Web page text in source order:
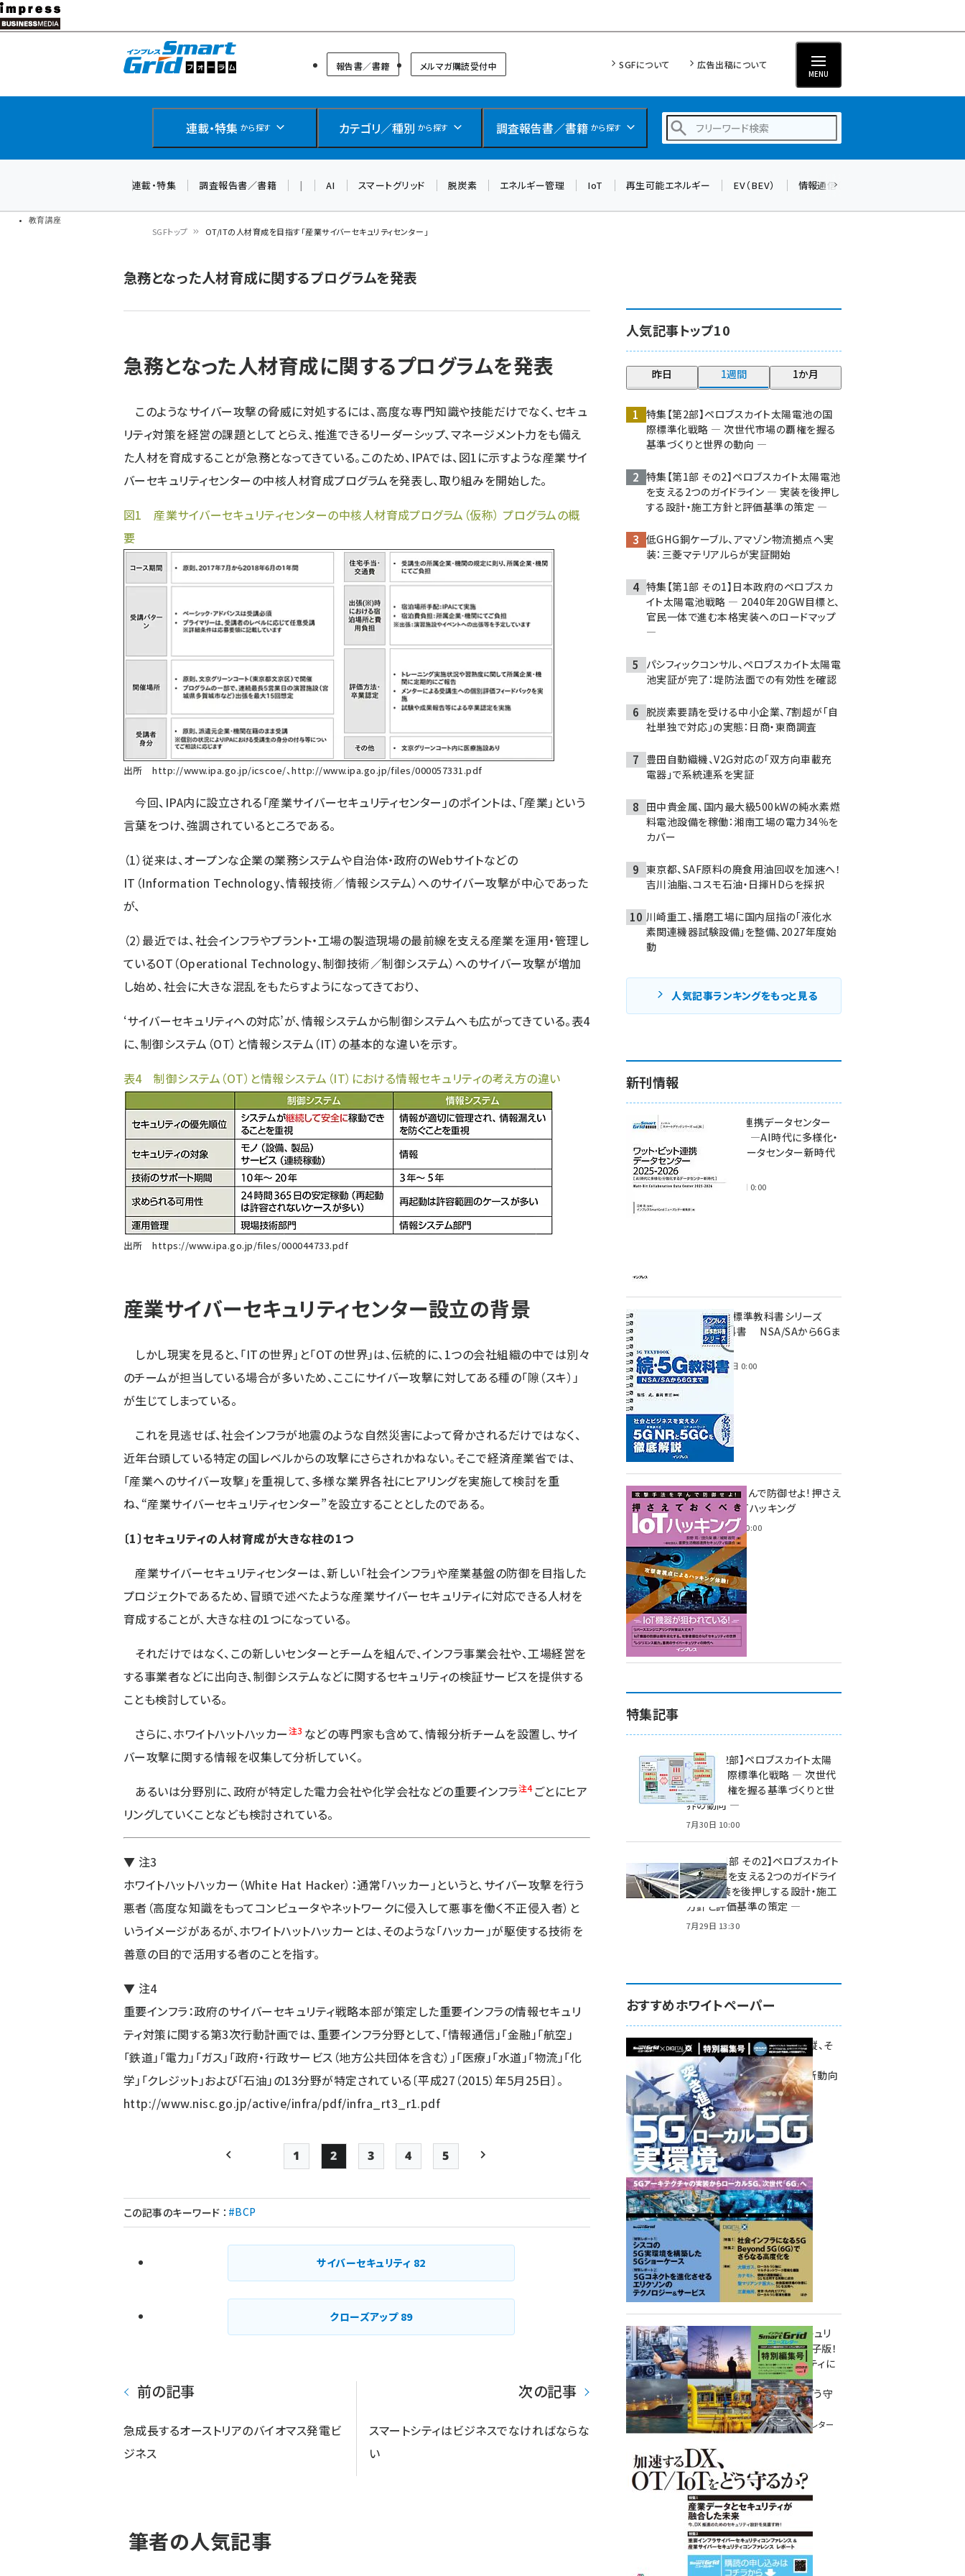
メ
イ
教育講座
スマートグリッドフォーラム
報告書／書籍 メルマガ購読受付中 SGFについて 広告出稿について
MENU
連載・特集 から探す カテゴリ／種別 から探す 調査報告書／書籍 から探す
ngn (279)
大串 (222)
aitras (185)
タンデム (149)
連載・特集 調査報告書／書籍 | AI スマートグリッド 脱炭素 エネルギー管理 IoT 再生可能エネルギー EV（BEV） 情報通信（ICT）
ン
く
SGFトップ OT/ITの人材育成を目指す「産業サイバーセキュリティセンター」
急務となった人材育成に関するプログラムを発表
急務となった人材育成に関するプログラムを発表
このようなサイバー攻撃の脅威に対処するには、高度な専門知識や技能だけでなく、セキュ
リティ対策を経営の課題としてとらえ、推進できるリーダーシップ、マネージメント力をも備え
た人材を育成することが急務となってきている。このため、IPAでは、図1に示すような産業サイ
バーセキュリティセンターの中核人材育成プログラムを発表し、取り組みを開始した。
図1 産業サイバーセキュリティセンターの中核人材育成プログラム（仮称） プログラムの概
要
出所http://www.ipa.go.jp/icscoe/、http://www.ipa.go.jp/files/000057331.pdf
今回、IPA内に設立される「産業サイバーセキュリティセンター」のポイントは、「産業」という
言葉をつけ、強調されているところである。
（1）従来は、オープンな企業の業務システムや自治体・政府のWebサイトなどの
IT（Information Technology、情報技術／情報システム）へのサイバー攻撃が中心であった
が、
（2）最近では、社会インフラやプラント・工場の製造現場の最前線を支える産業を運用・管理し
ているOT（Operational Technology、制御技術／制御システム）へのサイバー攻撃が増加
し始め、社会に大きな混乱をもたらすようになってきており、
‘サイバーセキュリティへの対応’が、情報システムから制御システムへも広がってきている。表4
に、制御システム（OT）と情報システム（IT）の基本的な違いを示す。
表4 制御システム（OT）と情報システム（IT）における情報セキュリティの考え方の違い
出所https://www.ipa.go.jp/files/000044733.pdf
産業サイバーセキュリティセンター設立の背景
しかし現実を見ると、「ITの世界」と「OTの世界」は、伝統的に、1つの会社組織の中では別々
のチームが担当している場合が多いため、ここにサイバー攻撃に対してある種の「隙（スキ）」
が生じてしまっている。
これを見逃せば、社会インフラが地震のような自然災害によって脅かされるだけではなく、
近年台頭している特定の国レベルからの攻撃にさらされかねない。そこで経済産業省では、
「産業へのサイバー攻撃」を重視して、多様な業界各社にヒアリングを実施して検討を重
ね、“産業サイバーセキュリティセンター”を設立することとしたのである。
〔1〕セキュリティの人材育成が大きな柱の1つ
産業サイバーセキュリティセンターは、新しい「社会インフラ」や産業基盤の防御を目指した
プロジェクトであるため、冒頭で述べたような産業サイバーセキュリティに対応できる人材を
育成することが、大きな柱の1つになっている。
それだけではなく、この新しいセンターとチームを組んで、インフラ事業会社や、工場経営を
する事業者などに出向き、制御システムなどに関するセキュリティの検証サービスを提供する
ことも検討している。
さらに、ホワイトハットハッカー注3 などの専門家も含めて、情報分析チームを設置し、サイ
バー攻撃に関する情報を収集して分析していく。
あるいは分野別に、政府が特定した電力会社や化学会社などの重要インフラ注4ごとにヒア
リングしていくことなども検討されている。
▼ 注3
ホワイトハットハッカー（White Hat Hacker）：通常「ハッカー」というと、サイバー攻撃を行う
悪者（高度な知識をもってコンピュータやネットワークに侵入して悪事を働く不正侵入者）と
いうイメージがあるが、ホワイトハットハッカーとは、そのような「ハッカー」が駆使する技術を
善意の目的で活用する者のことを指す。
▼ 注4
重要インフラ：政府のサイバーセキュリティ戦略本部が策定した重要インフラの情報セキュリ
ティ対策に関する第3次行動計画では、重要インフラ分野として、「情報通信」「金融」「航空」
「鉄道」「電力」「ガス」「政府・行政サービス（地方公共団体を含む）」「医療」「水道」「物流」「化
学」「クレジット」および「石油」の13分野が特定されている〔平成27（2015）年5月25日〕。
http://www.nisc.go.jp/active/infra/pdf/infra_rt3_r1.pdf
ペー
送
り
Page
1
Page
2
Page
3
Page
4
Page
5
この記事のキーワード ： #BCP
サイバーセキュリティ 82
クローズアップ 89
前の記事
急成長するオーストリアのバイオマス発電ビ
ジネス
次の記事
スマートシティはビジネスでなければならな
い
筆者の人気記事
人気記事トップ10
昨日 1週間 1か月
特集【第2部】ペロブスカイト太陽電池の国
際標準化戦略 ― 次世代市場の覇権を握る
基準づくりと世界の動向 ―
特集【第1部 その2】ペロブスカイト太陽電池
を支える2つのガイドライン ― 実装を後押し
する設計・施工方針と評価基準の策定 ―
低GHG銅ケーブル、アマゾン物流拠点へ実
装：三菱マテリアルらが実証開始
特集【第1部 その1】日本政府のペロブスカ
イト太陽電池戦略 ― 2040年20GW目標と、
官民一体で進む本格実装へのロードマップ
―
パシフィックコンサル、ペロブスカイト太陽電
池実証が完了：堤防法面での有効性を確認
脱炭素要請を受ける中小企業、7割超が「自
社単独で対応」の実態：日商・東商調査
豊田自動織機、V2G対応の「双方向車載充
電器」で系統連系を実証
田中貴金属、国内最大級500kWの純水素燃
料電池設備を稼働：湘南工場の電力34％を
カバー
東京都、SAF原料の廃食用油回収を加速へ！
吉川油脂、コスモ石油・日揮HDらを採択
川崎重工、播磨工場に国内屈指の「液化水
素関連機器試験設備」を整備、2027年度始
動
人気記事ランキングをもっと見る
新刊情報
ワット・ビット連携データセンター
2025-2026 ―AI時代に多様化・
分散化するデータセンター新時代
2025年11月28日 0:00
インプレス標準教科書シリーズ
続・5G教科書 NSA/SAから6Gま
2023年4月3日 0:00
攻撃手法を学んで防御せよ! 押さえ
ておくべきIoTハッキング
2022年6月14日 0:00
特集記事
特集【第2部】ペロブスカイト太陽
電池の国際標準化戦略 ― 次世代
市場の覇権を握る基準づくりと世
界の動向 ―
7月30日 10:00
特集【第1部 その2】ペロブスカイト
太陽電池を支える2つのガイドライ
ン ― 実装を後押しする設計・施工
方針と評価基準の策定 ―
7月29日 13:30
おすすめホワイトペーパー
環境対策、建機の遠隔操縦、そ
して医療。
次世代通信規格「5G」最新動向
をこの1冊で学ぶ
SmartGrid ニューズレター ×
DIGITAL X 特別編集号 2022
Summer
重要インフラサイバーセキュリ
ティコンファレンス特別電子版！
― 産業サイバーセキュリティに
関わる全ての方へ！ ―
加速するDX、OT/IoTをどう守
るか？
インプレス SmartGridニューズレター